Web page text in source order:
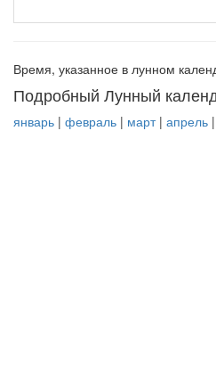
Время, указанное в лунном
Подробный Лунный
январь | февраль | март| апрель |